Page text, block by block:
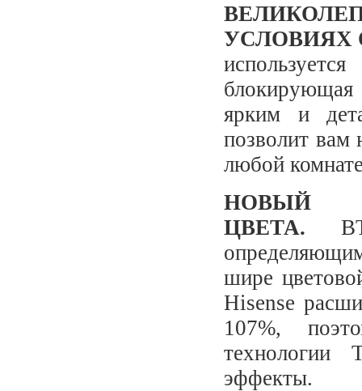
блокирующая
ярким и
позволит вам
любой
НОВЫЙ
ЦВЕТА.
шире
Hisense
107%,
технологии
эффекты.